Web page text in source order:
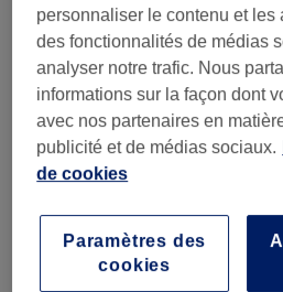
Ce n'est pas ce que vous
Recherchez dans notre liste
Massage Classique )
Réflexologie Et Massage
Lymphatique
Avis sur l'établissement
personnaliser le contenu et les
des fonctionnalités de médias
analyser notre trafic. Nous
informations sur la façon dont
avec nos partenaires en
publicité et de médias sociaux.
de cookies
Paramètres des
cookies